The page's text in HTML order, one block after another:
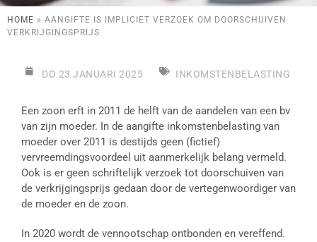
HOME » AANGIFTE IS IMPLICIET VERZOEK OM DOORSCHUIVEN
VERKRIJGINGSPRIJS
DO 23 JANUARI 2025 INKOMSTENBELASTING
Een zoon erft in 2011 de helft van de aandelen van een bv
van zijn moeder. In de aangifte inkomstenbelasting van
moeder over 2011 is destijds geen (fictief)
vervreemdingsvoordeel uit aanmerkelijk belang vermeld.
Ook is er geen schriftelijk verzoek tot doorschuiven van
de verkrijgingsprijs gedaan door de vertegenwoordiger van
de moeder en de zoon.
In 2020 wordt de vennootschap ontbonden en vereffend.